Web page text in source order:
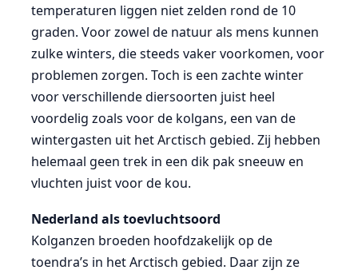
temperaturen liggen niet zelden rond de 10
graden. Voor zowel de natuur als mens kunnen
zulke winters, die steeds vaker voorkomen, voor
problemen zorgen. Toch is een zachte winter
voor verschillende diersoorten juist heel
voordelig zoals voor de kolgans, een van de
wintergasten uit het Arctisch gebied. Zij hebben
helemaal geen trek in een dik pak sneeuw en
vluchten juist voor de kou.
Nederland als toevluchtsoord
Kolganzen broeden hoofdzakelijk op de
toendra’s in het Arctisch gebied. Daar zijn ze